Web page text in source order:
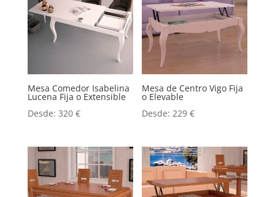
Mesa Comedor Isabelina
Lucena Fija o Extensible
Desde: 320 €
Mesa de Centro Vigo Fija
o Elevable
Desde:229€